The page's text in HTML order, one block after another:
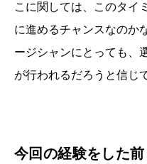
こに関しては、このタイ
に進めるチャンスなのか
ージシャンにとっても、
が行われるだろうと信じ
今回の経験をした